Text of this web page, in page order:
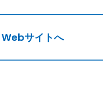
Webサイトへ